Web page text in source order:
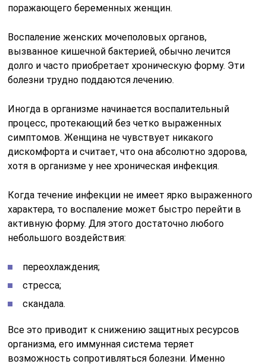
поражающего беременных женщин.
Воспаление женских мочеполовых органов,
вызванное кишечной бактерией, обычно лечится
долго и часто приобретает хроническую форму. Эти
болезни трудно поддаются лечению.
Иногда в организме начинается воспалительный
процесс, протекающий без четко выраженных
симптомов. Женщина не чувствует никакого
дискомфорта и считает, что она абсолютно здорова,
хотя в организме у нее хроническая инфекция.
Когда течение инфекции не имеет ярко выраженного
характера, то воспаление может быстро перейти в
активную форму. Для этого достаточно любого
небольшого воздействия:
переохлаждения;
стресса;
скандала.
Все это приводит к снижению защитных ресурсов
организма, его иммунная система теряет
возможность сопротивляться болезни. Именно